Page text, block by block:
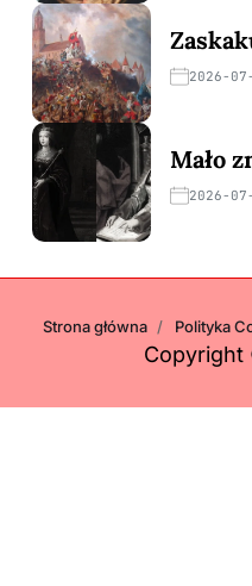
2026-
Mało
2026-
Copyright
Strona główna Polityka